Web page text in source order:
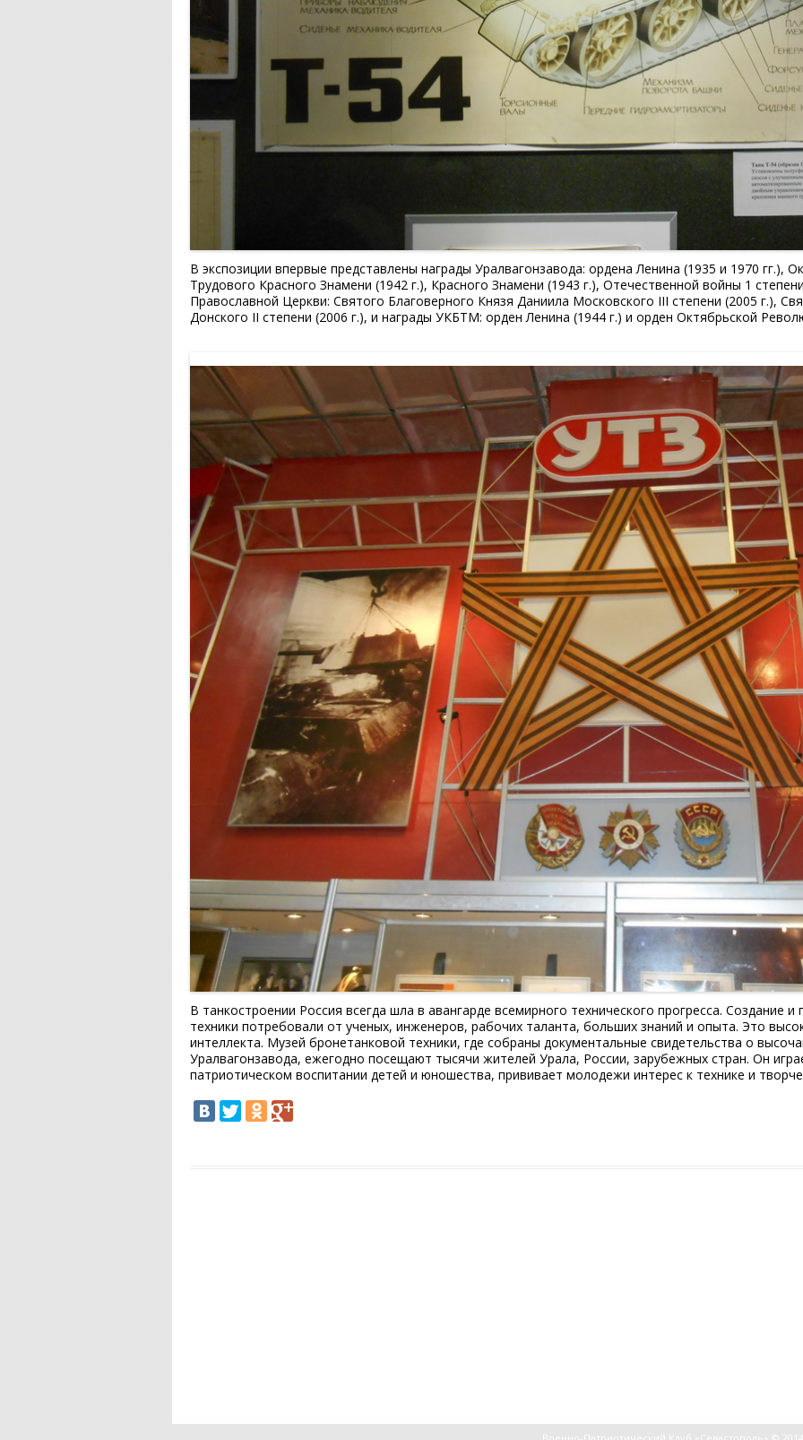
В экспозиции впервые представлены награды Уралвагонзавода: ордена Ленина (1935 и 1970 гг.),
Трудового Красного Знамени (1942 г.), Красного Знамени (1943 г.), Отечественной войны 1
Православной Церкви: Святого Благоверного Князя Даниила Московского III степени (2005 г.),
Донского II степени (2006 г.), и награды УКБТМ: орден Ленина (1944 г.) и орден Октябрьской
В танкостроении Россия всегда шла в авангарде всемирного технического прогресса. Создание
техники потребовали от ученых, инженеров, рабочих таланта, больших знаний и опыта. Это
интеллекта. Музей бронетанковой техники, где собраны документальные свидетельства о
Уралвагонзавода, ежегодно посещают тысячи жителей Урала, России, зарубежных стран. Он
патриотическом воспитании детей и юношества, прививает молодежи интерес к технике и